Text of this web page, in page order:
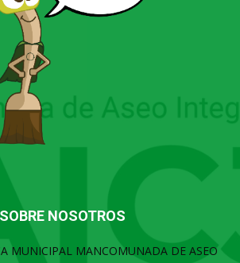
SOBRE NOSOTROS
MUNICIPAL MANCOMUNADA DE ASEO